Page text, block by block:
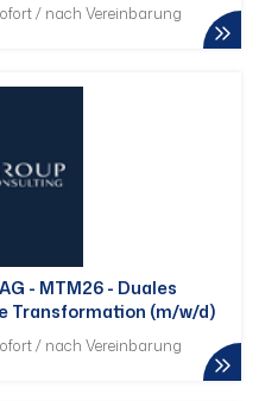
/ nach Vereinbarung
- MTM26 - Duales
Transformation (m/w/d)
/ nach Vereinbarung